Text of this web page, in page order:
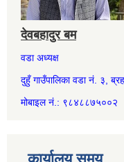
देवबहादुर बम
वडा अध्यक्ष
दुहुँ गाउँपालिका वडा नं. ३,
मोबाइल नं.: ९८४८८७५००२